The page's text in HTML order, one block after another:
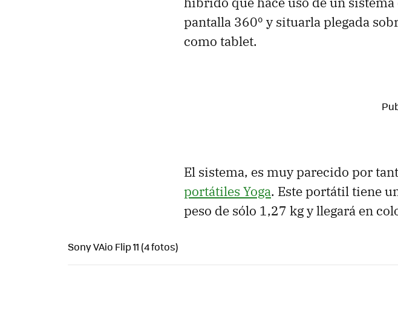
pantalla 360º y situarla plegada
como tablet.
El sistema, es muy parecido por
portátiles Yoga. Este portátil tiene
peso de sólo 1,27 kg y llegará en
Sony VAio Flip 11 (4 fotos)